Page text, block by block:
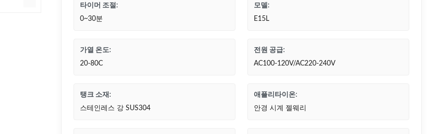
타이머 조절:
0~30분
모델:
E15L
가열 온도:
20-80C
전원 공급:
AC100-120V/AC220-240V
탱크 소재:
스테인레스 강 SUS304
애플리타이온:
안경 시계 젤웨리